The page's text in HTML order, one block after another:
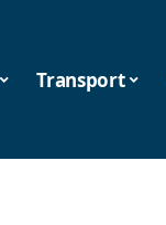
Transport